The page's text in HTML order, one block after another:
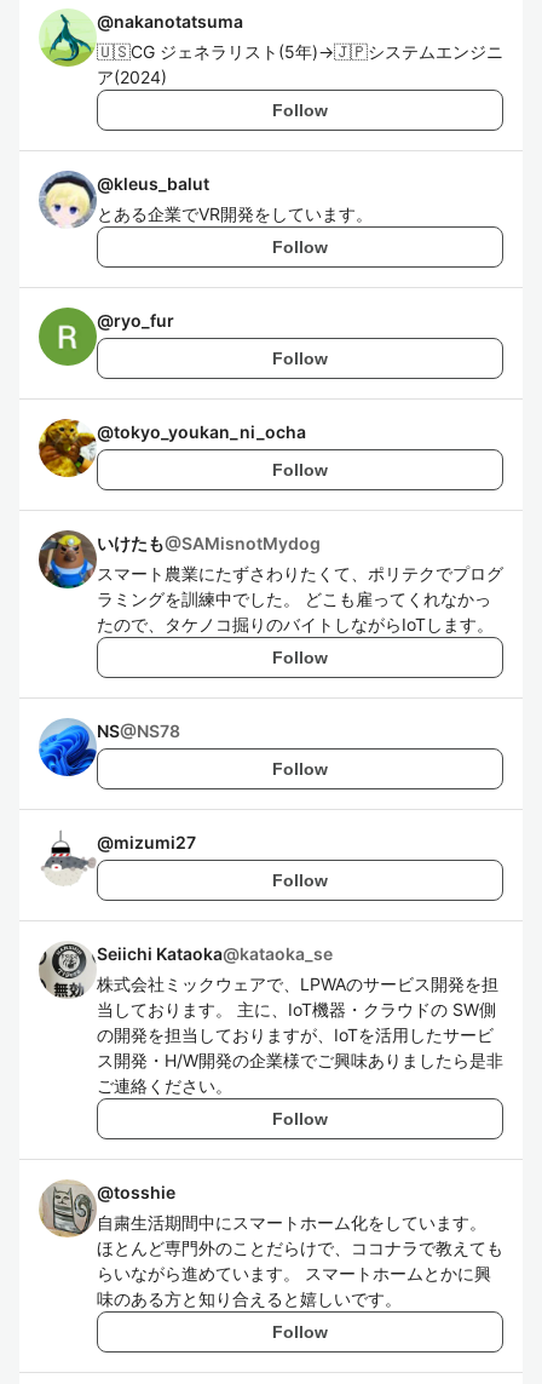
@nakanotatsuma
🇺🇸CG ジェネラリスト(5年)→🇯🇵システムエンジニ
ア(2024)
Follow
@kleus_balut
とある企業でVR開発をしています。
Follow
@ryo_fur
Follow
@tokyo_youkan_ni_ocha
Follow
いけたも@SAMisnotMydog
スマート農業にたずさわりたくて、ポリテクでプログ
ラミングを訓練中でした。 どこも雇ってくれなかっ
たので、タケノコ掘りのバイトしながらIoTします。
Follow
NS@NS78
Follow
@mizumi27
Follow
Seiichi Kataoka@kataoka_se
株式会社ミックウェアで、LPWAのサービス開発を担
当しております。 主に、IoT機器・クラウドの SW側
の開発を担当しておりますが、IoTを活用したサービ
ス開発・H/W開発の企業様でご興味ありましたら是非
ご連絡ください。
Follow
@tosshie
自粛生活期間中にスマートホーム化をしています。
ほとんど専門外のことだらけで、ココナラで教えても
らいながら進めています。 スマートホームとかに興
味のある方と知り合えると嬉しいです。
Follow